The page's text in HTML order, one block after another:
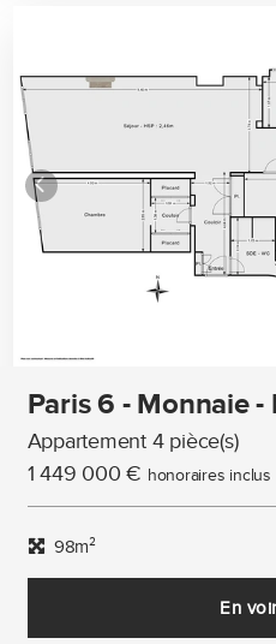
Paris 6 - Monnaie -
Appartement 4 pièce(s)
1 449 000 € honoraires inclus
98m²
En